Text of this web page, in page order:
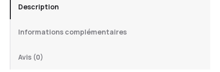
Description
Informations complémentaires
Avis (0)